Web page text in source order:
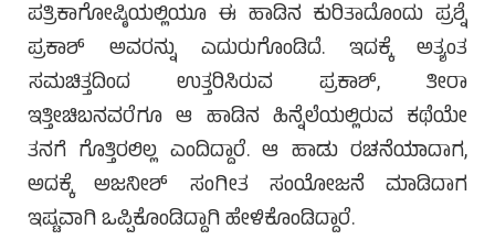
ಪತ್ರಿಕಾಗೋಷ್ಠಿಯಲ್ಲಿಯೂ ಈ ಹಾಡಿನ ಕುರಿತಾದೊಂದು ಪ್ರಶ್ನೆ
ಪ್ರಕಾಶ್ ಅವರನ್ನು ಎದುರುಗೊಂಡಿದೆ. ಇದಕ್ಕೆ ಅತ್ಯಂತ
ಸಮಚಿತ್ತದಿಂದ ಉತ್ತರಿಸಿರುವ ಪ್ರಕಾಶ್, ತೀರಾ
ಇತ್ತೀಚಿಬನವರೆಗೂ ಆ ಹಾಡಿನ ಹಿನ್ನೆಲೆಯಲ್ಲಿರುವ ಕಥೆಯೇ
ತನಗೆ ಗೊತ್ತಿರಲಿಲ್ಲ ಎಂದಿದ್ದಾರೆ. ಆ ಹಾಡು ರಚನೆಯಾದಾಗ,
ಅದಕ್ಕೆ ಅಜನೀಶ್ ಸಂಗೀತ ಸಂಯೋಜನೆ ಮಾಡಿದಾಗ
ಇಷ್ಟವಾಗಿ ಒಪ್ಪಿಕೊಂಡಿದ್ದಾಗಿ ಹೇಳಿಕೊಂಡಿದ್ದಾರೆ.